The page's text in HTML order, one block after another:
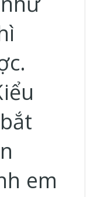
em